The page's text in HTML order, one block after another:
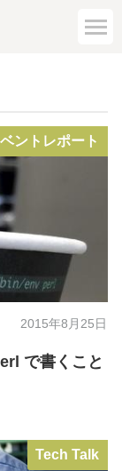
ントレポート
2015年8月25日
で書くこと
Tech Talk